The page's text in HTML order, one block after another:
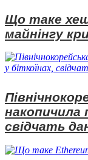
Що таке
майнінгу
накопичила
свідчать